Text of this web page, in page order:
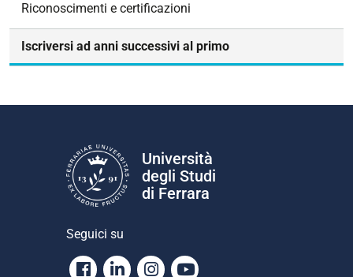
Riconoscimenti e certificazioni
Iscriversi ad anni successivi al primo
Università
degli Studi
di Ferrara
Seguici su
Facebook
LinkedinInstagram
Youtube